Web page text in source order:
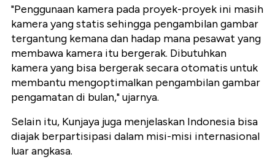
"Penggunaan kamera pada proyek-proyek ini masih
kamera yang statis sehingga pengambilan gambar
tergantung kemana dan hadap mana pesawat yang
membawa kamera itu bergerak. Dibutuhkan
kamera yang bisa bergerak secara otomatis untuk
membantu mengoptimalkan pengambilan gambar
pengamatan di bulan," ujarnya.
Selain itu, Kunjaya juga menjelaskan Indonesia bisa
diajak berpartisipasi dalam misi-misi internasional
luar angkasa.